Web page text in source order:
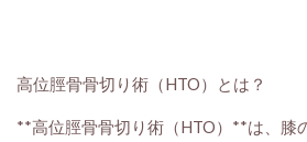
高位脛骨骨切り術（HTO）とは？
**高位脛骨骨切り術（HTO）**は、膝